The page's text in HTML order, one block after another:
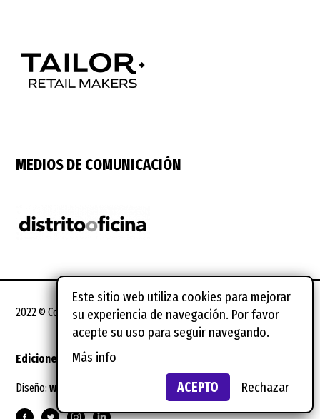
MEDIOS DE COMUNICACIÓN
2022 © Coworking Spain Conference
Ediciones anteriores
Diseño:wild wild web Suscríbete al newsletter
Este sitio web utiliza cookies para mejorar
su experiencia de navegación. Por favor
acepte su uso para seguir navegando.
Más info
ACEPTO
Rechazar